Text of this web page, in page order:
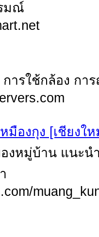
มณ์
ารใช้กล้อง ก
มืองกุง [เชียงใ
งหมู่บ้าน แนะน